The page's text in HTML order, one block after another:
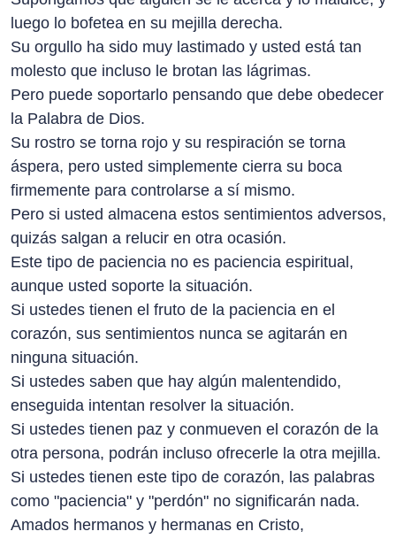
luego lo bofetea en su mejilla derecha.
Su orgullo ha sido muy lastimado y usted está tan
molesto que incluso le brotan las lágrimas.
Pero puede soportarlo pensando que debe obedecer
la Palabra de Dios.
Su rostro se torna rojo y su respiración se torna
áspera, pero usted simplemente cierra su boca
firmemente para controlarse a sí mismo.
Pero si usted almacena estos sentimientos adversos,
quizás salgan a relucir en otra ocasión.
Este tipo de paciencia no es paciencia espiritual,
aunque usted soporte la situación.
Si ustedes tienen el fruto de la paciencia en el
corazón, sus sentimientos nunca se agitarán en
ninguna situación.
Si ustedes saben que hay algún malentendido,
enseguida intentan resolver la situación.
Si ustedes tienen paz y conmueven el corazón de la
otra persona, podrán incluso ofrecerle la otra mejilla.
Si ustedes tienen este tipo de corazón, las palabras
como "paciencia" y "perdón" no significarán nada.
Amados hermanos y hermanas en Cristo,